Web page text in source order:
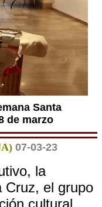
Santa
de marzo
07-03-23
la
Cruz, el grupo
cultural